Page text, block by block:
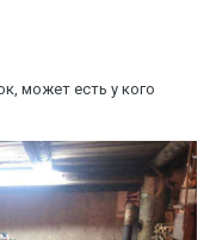
может есть у кого